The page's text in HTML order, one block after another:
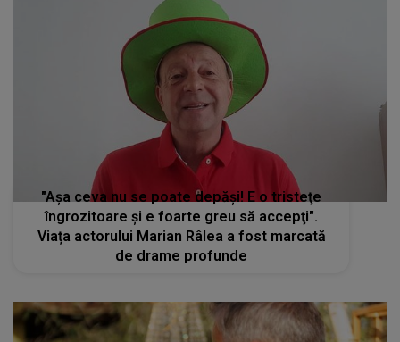
"Aşa ceva nu se poate depăşi! E o tristeţe
îngrozitoare şi e foarte greu să accepţi".
Viața actorului Marian Râlea a fost marcată
de drame profunde